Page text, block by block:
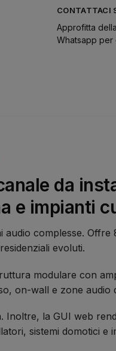
CONTATTACI
Approfitta
Whatsapp per
da
e impianti
complesse. Offre
evoluti.
modulare con
on-wall e zone audio
Inoltre, la GUI web
sistemi domotici e